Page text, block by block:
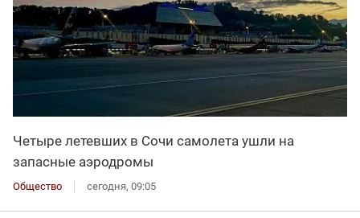
Четыре летевших в Сочи самолета ушли на
запасные аэродромы
Общество сегодня, 09:05